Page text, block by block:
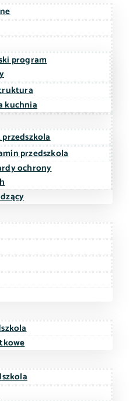
program
kuchnia
przedszkola
ochrony